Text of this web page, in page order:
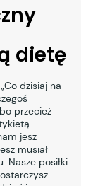
dietę
dzisiaj na
przecież
jesz
musiał
Nasze posiłki